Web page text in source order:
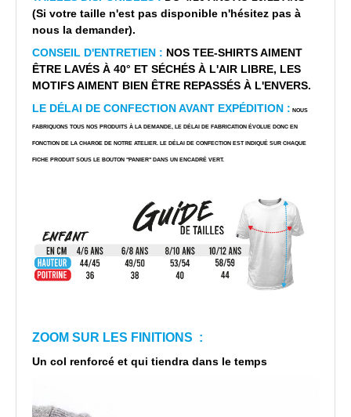
(Si votre taille n'est pas disponible n'hésitez pas à
nous la demander).
CONSEIL D'ENTRETIEN : NOS TEE-SHIRTS AIMENT
ÊTRE LAVÉS À 40° ET SÉCHÉS À L'AIR LIBRE, LES
MOTIFS AIMENT BIEN ÊTRE REPASSÉS À L'ENVERS.
LE DÉLAI DE CONFECTION AVANT EXPÉDITION : NOUS
FABRIQUONS TOUS NOS PRODUITS À LA DEMANDE, LE DÉLAI DE FABRICATION ÉVOLUE DONC EN
FONCTION DE LA CHARGE DE NOTRE ATELIER. LE DÉLAI DE CONFECTION EST INDIQUÉ SUR CHAQUE
FICHE PRODUIT SOUS LE BOUTON "PANIER" DANS UN ENCADRÉ VERT.
ZOOM SUR LES FINITIONS :
Un col renforcé et qui tiendra dans le temps